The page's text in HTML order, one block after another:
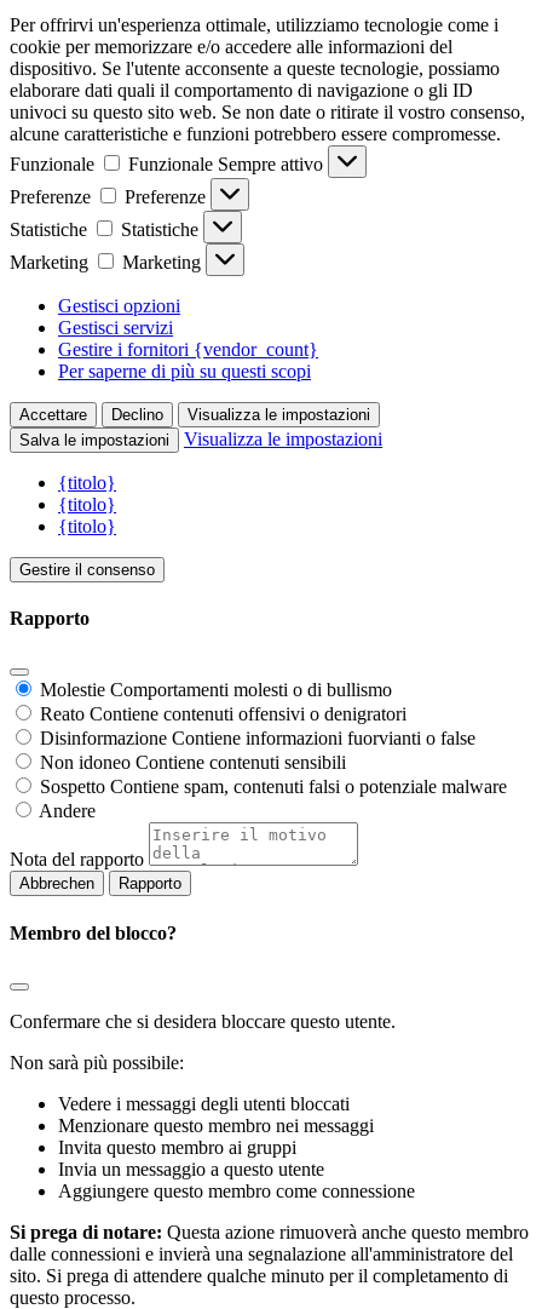
Per offrirvi un'esperienza ottimale, utilizziamo tecnologie come i
cookie per memorizzare e/o accedere alle informazioni del
dispositivo. Se l'utente acconsente a queste tecnologie, possiamo
elaborare dati quali il comportamento di navigazione o gli ID
univoci su questo sito web. Se non date o ritirate il vostro consenso,
alcune caratteristiche e funzioni potrebbero essere compromesse.
Funzionale
Funzionale Sempre attivo
Preferenze
Preferenze
Statistiche
Statistiche
Marketing
Marketing
Gestisci opzioni
Gestisci servizi
Gestire i fornitori {vendor_count}
Per saperne di più su questi scopi
Accettare Declino
Visualizza le impostazioni
Salva le impostazioni
Visualizza le impostazioni
{titolo}
{titolo}
{titolo}
Gestire il consenso
Rapporto
Molestie Comportamenti molesti o di bullismo
Reato Contiene contenuti offensivi o denigratori
Disinformazione Contiene informazioni fuorvianti o false
Non idoneo Contiene contenuti sensibili
Sospetto Contiene spam, contenuti falsi o potenziale malware
Andere
Nota del rapporto
Rapporto
Membro del blocco?
Confermare che si desidera bloccare questo utente.
Non sarà più possibile:
Vedere i messaggi degli utenti bloccati
Menzionare questo membro nei messaggi
Invita questo membro ai gruppi
Invia un messaggio a questo utente
Aggiungere questo membro come connessione
Si prega di notare: Questa azione rimuoverà anche questo membro
dalle connessioni e invierà una segnalazione all'amministratore del
sito. Si prega di attendere qualche minuto per il completamento di
questo processo.